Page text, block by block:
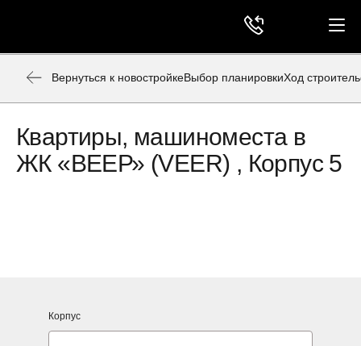
Вернуться к новостройкеВыбор планировкиХод
Квартиры, машиноместа в
ЖК «ВЕЕР» (VEER) , Корпус 5
Корпус